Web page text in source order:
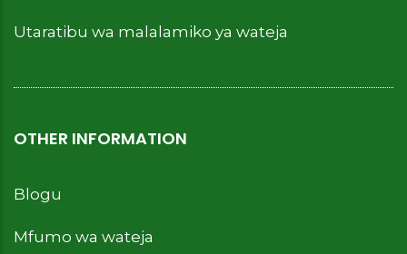
Utaratibu wa malalamiko ya wateja
OTHER INFORMATION
Blogu
Mfumo wa wateja